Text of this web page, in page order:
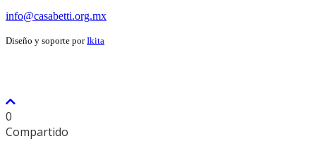
info@casabetti.org.mx
Diseño y soporte porIkita
0
Compartido